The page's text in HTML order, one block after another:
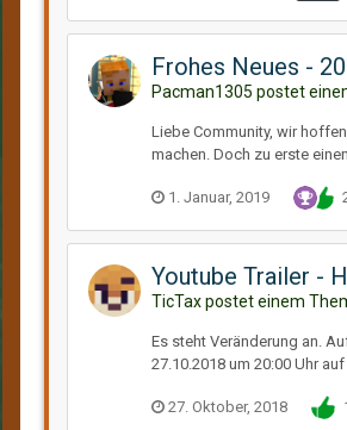
Frohes Neues -
Pacman1305 postet
Liebe Community, wir
machen. Doch zu erste
1. Januar, 2019
Youtube Trailer -
TicTax postet einem
Es steht Veränderung an.
27.10.2018 um 20:00 Uhr
27. Oktober, 2018